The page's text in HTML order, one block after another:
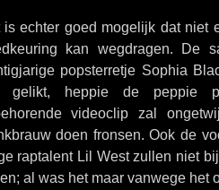
is echter goed mogelijk dat niet
kan wegdragen. De
popsterretje Sophia
gelikt, heppie de peppie
videoclip zal
doen fronsen. Ook de
raptalent Lil West zullen niet
al was het maar vanwege het